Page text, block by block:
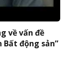
về vấn đề
Bất động sản”